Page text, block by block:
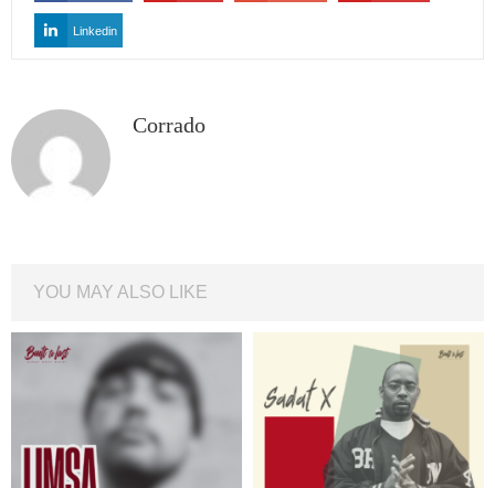
Linkedin
Corrado
YOU MAY ALSO LIKE